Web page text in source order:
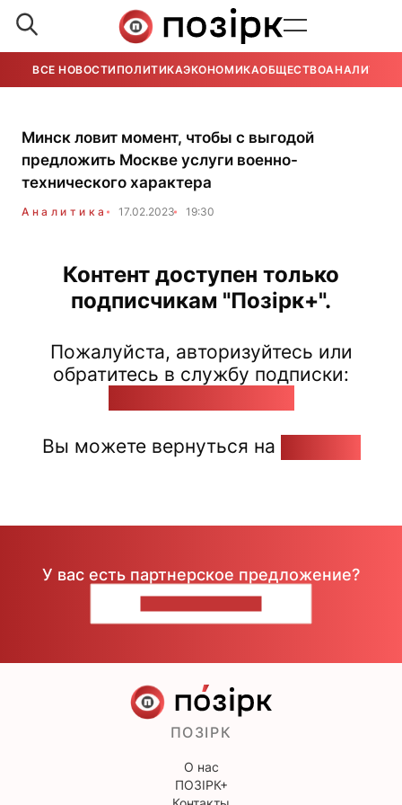
ВСЕ НОВОСТИ ПОЛИТИКАЭКОНОМИКАОБЩЕСТВОАНАЛИТИКА
Минск ловит момент, чтобы с выгодой
предложить Москве услуги военно-
технического характера
Аналитика 17.02.2023 19:30
Контент доступен только
подписчикам "Позірк+".
Пожалуйста, авторизуйтесь или
обратитесь в службу подписки:
Вы можете вернуться на
У вас есть партнерское предложение?
ПОЗІРК
О нас
ПОЗІРК+